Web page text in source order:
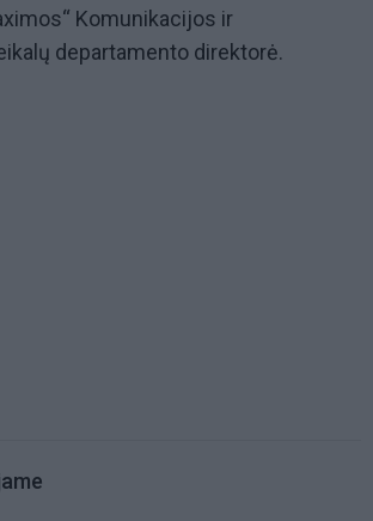
Komunikacijos ir
departamento direktorė.